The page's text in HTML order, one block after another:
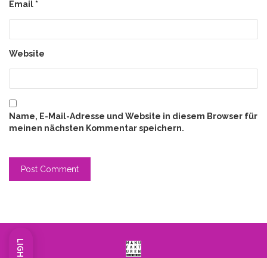
LIGHT
Email *
Website
Name, E-Mail-Adresse und Website in diesem Browser für
meinen nächsten Kommentar speichern.